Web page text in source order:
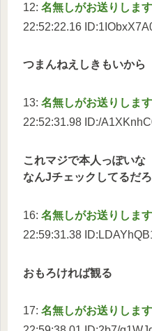
12: 名無しがお送りします
22:52:22.16
つまんねえしきもいから
13: 名無しがお送りします
22:52:31.98 ID:/
これマジで本人っぽいな
なんJチェックしてるだ
16: 名無しがお送りします
22:59:31.38
おもろければ観る
17: 名無しがお送りします